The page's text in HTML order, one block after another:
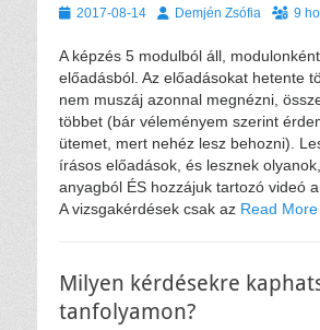
Közzétéve
2017-08-14 SzerzőDemjén Zsófia 9
A képzés 5 modulból áll,
előadásból. Az előadásokat hetente
nem muszáj azonnal megnézni,
többet (bár véleményem szerint
ütemet, mert nehéz lesz behozni).
írásos előadások, és lesznek
anyagból ÉS hozzájuk tartozó videó
A vizsgakérdések csak az Read
Milyen kérdésekre
tanfolyamon?